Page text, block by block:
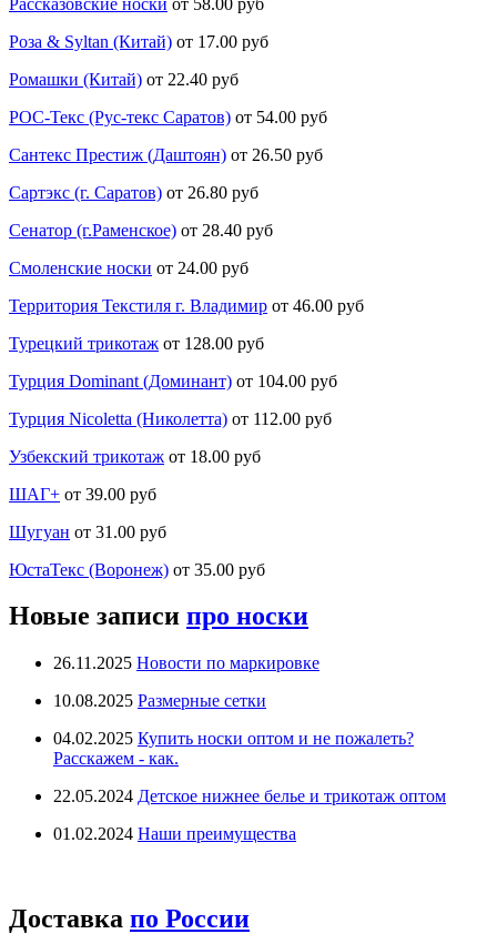
Роза & Syltan (Китай) от 17.00 руб
Ромашки (Китай) от 22.40 руб
РОС-Текс (Рус-текс Саратов) от 54.00 руб
Сантекс Престиж (Даштоян) от 26.50 руб
Сартэкс (г. Саратов) от 26.80 руб
Сенатор (г.Раменское) от 28.40 руб
Смоленские носки от 24.00 руб
Территория Текстиля г. Владимир от 46.00 руб
Турецкий трикотаж от 128.00 руб
Турция Dominant (Доминант) от 104.00 руб
Турция Nicoletta (Николетта) от 112.00 руб
Узбекский трикотаж от 18.00 руб
ШАГ+ от 39.00 руб
Шугуан от 31.00 руб
ЮстаТекс (Воронеж) от 35.00 руб
Новые записи про носки
26.11.2025 Новости по маркировке
10.08.2025 Размерные сетки
04.02.2025 Купить носки оптом и не пожалеть?
Расскажем - как.
22.05.2024 Детское нижнее белье и трикотаж оптом
01.02.2024 Наши преимущества
Доставка по России